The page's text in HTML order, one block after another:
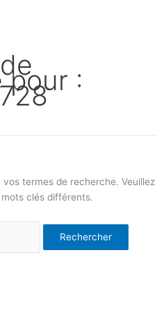
pour :
termes de recherche. Veuillez
clés différents.